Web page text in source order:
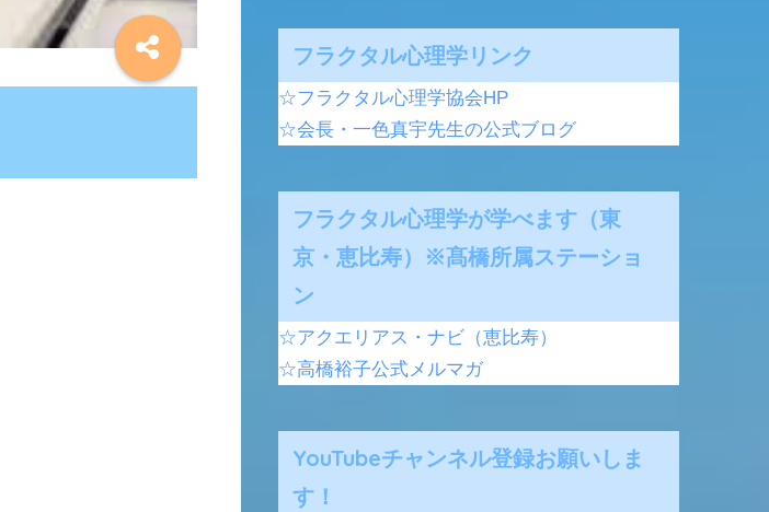
フラクタル心理学リンク
☆フラクタル心理学協会HP
☆会長・一色真宇先生の公式ブログ
フラクタル心理学が学べます（東
京・恵比寿）※髙橋所属ステーショ
ン
☆アクエリアス・ナビ（恵比寿）
☆高橋裕子公式メルマガ
YouTubeチャンネル登録お願いしま
す！